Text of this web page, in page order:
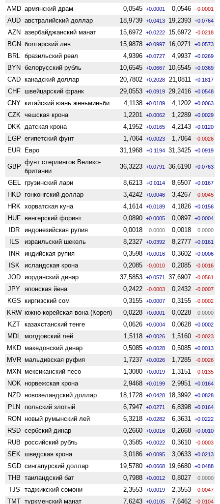
AMD армянский драм 0,0545 +0.0001 0,0546 -0.0001
AUD австралийский доллар 18,9739 +0.0413 19,2393 +0.0764
AZN азербайджанский манат 15,6972 +0.0222 15,6972 -0.0218
BGN болгарский лев 15,9878 +0.0997 16,0271 +0.0573
BRL бразильский реал 4,9396 +0.0727 4,9937 +0.0269
BYN белорусский рубль 10,6545 +0.0667 10,6545 +0.0369
CAD канадский доллар 20,7802 +0.2028 21,0811 +0.1817
CHF швейцарский франк 29,0553 +0.0919 29,2416 +0.0548
CNY китайский юань женьминьби 4,1138 +0.0189 4,1202 +0.0063
CZK чешская крона 1,2201 +0.0062 1,2289 +0.0029
DKK датская крона 4,1952 +0.0165 4,2143 +0.0120
EGP египетский фунт 1,7064 +0.0023 1,7064 -0.0026
EUR Евро 31,1968 +0.1194 31,3425 +0.0919
GBP
фунт стерлингов Велико­
британии
36,3223 +0.0791 36,6190 +0.0763
GEL грузинский лари 8,6213 +0.0114 8,6507 +0.0167
HKD гонконгский доллар 3,4242 +0.0046 3,4267 -0.0045
HRK хорватская куна 4,1614 +0.0189 4,1826 +0.0156
HUF венгерский форинт 0,0890 +0.0005 0,0897 +0.0004
IDR индонезийская рупия 0,0018 0.0000 0,0018 0.0000
ILS израильский шекель 8,2327 +0.0392 8,2777 +0.0161
INR индийская рупия 0,3598 +0.0016 0,3602 +0.0006
ISK исландская крона 0,2085 -0.0010 0,2085 -0.0016
JOD иорданский динар 37,5853 +0.0571 37,6907 -0.0561
JPY японская йена 0,2422 -0.0003 0,2432 -0.0007
KGS киргизский сом 0,3155 +0.0007 0,3155 -0.0002
KRW южно-корейская вона (Корея) 0,0228 +0.0001 0,0228 0.0000
KZT казахстанский тенге 0,0626 +0.0004 0,0628 +0.0002
MDL молдовский лей 1,5118 +0.0026 1,5160 -0.0023
MKD македонский денар 0,5085 +0.0028 0,5085 +0.0013
MVR мальдивская руфия 1,7237 +0.0026 1,7285 -0.0026
MXN мексиканский песо 1,3080 +0.0019 1,3151 -0.0135
NOK норвежская крона 2,9468 +0.0199 2,9951 +0.0164
NZD ново­зеландский доллар 18,1728 +0.0428 18,3992 +0.0828
PLN польский злотый 6,7947 +0.0271 6,8398 +0.0164
RON новый румынский лей 6,3218 +0.0282 6,3631 +0.0222
RSD сербский динар 0,2660 +0.0016 0,2668 +0.0010
RUB российский рубль 0,3585 +0.0022 0,3610 -0.0003
SEK шведская крона 3,0186 +0.0095 3,0633 +0.0213
SGD сингапурский доллар 19,5780 +0.0668 19,6680 +0.0488
THB таиландский бат 0,7988 +0.0012 0,8027 0.0000
TJS таджикский сомони 2,3553 +0.0019 2,3553 -0.0047
TMT туркменский манат 7,6243 +0.0105 7,6462 -0.0104